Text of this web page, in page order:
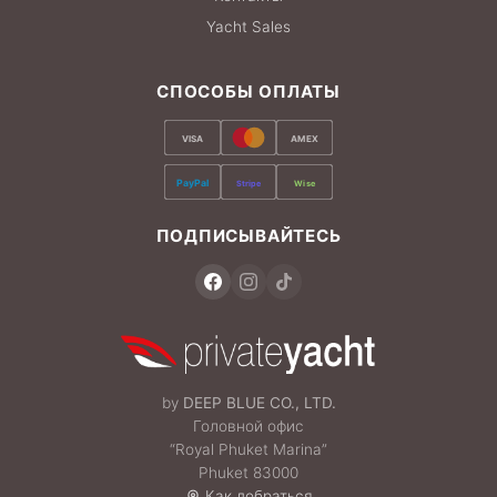
Yacht Sales
СПОСОБЫ ОПЛАТЫ
VISA AMEX
PayPal Stripe Wise
ПОДПИСЫВАЙТЕСЬ
by DEEP BLUE CO., LTD.
Головной офис
“Royal Phuket Marina”
Phuket 83000